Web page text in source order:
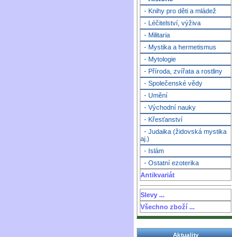
- Knihy pro děti a mládež
- Léčitelství, výživa
- Militaria
- Mystika a hermetismus
- Mytologie
- Příroda, zvířata a rostliny
- Společenské vědy
- Umění
- Východní nauky
- Křesťanství
- Judaika (židovská mystika
aj.)
- Islám
- Ostatní ezoterika
Antikvariát
Slevy ...
Všechno zboží ...
Aktuality